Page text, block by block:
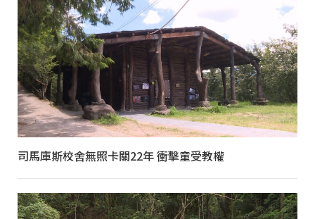
司馬庫斯校舍無照卡關22年 衝擊童受教權